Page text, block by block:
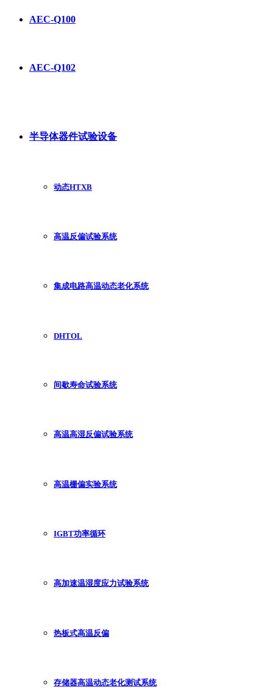
AEC-Q100
AEC-Q102
半导体器件试验设备
动态HTXB
高温反偏试验系统
集成电路高温动态老化系统
DHTOL
间歇寿命试验系统
高温高湿反偏试验系统
高温栅偏实验系统
IGBT功率循环
高加速温湿度应力试验系统
热板式高温反偏
存储器高温动态老化测试系统